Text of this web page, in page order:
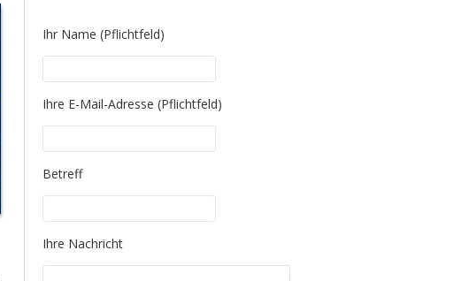
Ihr Name (Pflichtfeld)
Please leave this field empty.
Ihre E-Mail-Adresse (Pflichtfeld)
Please leave this field empty.
Betreff
Please leave this field empty.
Ihre Nachricht